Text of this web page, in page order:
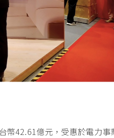
幣42.61億元，受惠於電力事